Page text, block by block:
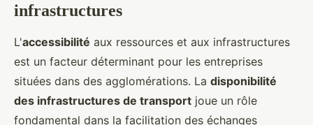
infrastructures
L'accessibilité aux ressources et aux infrastructures
est un facteur déterminant pour les entreprises
situées dans des agglomérations. La disponibilité
des infrastructures de transport joue un rôle
fondamental dans la facilitation des échanges